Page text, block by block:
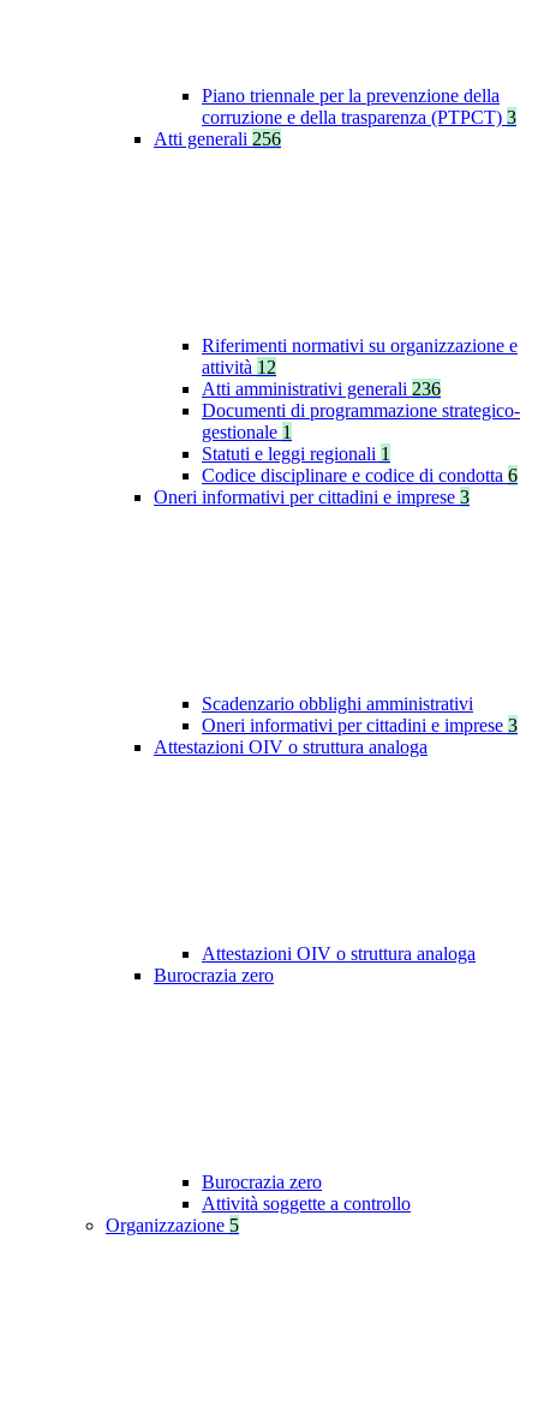
Piano triennale per la prevenzione della
corruzione e della trasparenza (PTPCT) 3
Atti generali 256
Riferimenti normativi su organizzazione e
attività 12
Atti amministrativi generali 236
Documenti di programmazione strategico-
gestionale 1
Statuti e leggi regionali 1
Codice disciplinare e codice di condotta 6
Oneri informativi per cittadini e imprese 3
Scadenzario obblighi amministrativi
Oneri informativi per cittadini e imprese 3
Attestazioni OIV o struttura analoga
Attestazioni OIV o struttura analoga
Burocrazia zero
Burocrazia zero
Attività soggette a controllo
Organizzazione 5